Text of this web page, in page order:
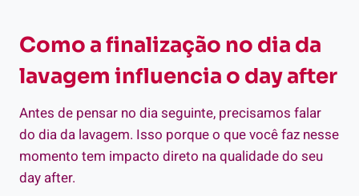
Como a finalização no dia da
lavagem influencia o day after
Antes de pensar no dia seguinte, precisamos falar
do dia da lavagem. Isso porque o que você faz nesse
momento tem impacto direto na qualidade do seu
day after.